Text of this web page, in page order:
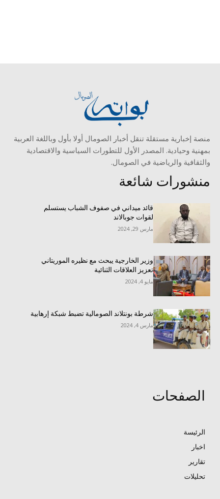
منصة إخبارية مستقلة تنقل أخبار الصومال أولا بأول وباللغة العربية
بمهنية وحيادية. المصدر الأول للتطورات السياسية والاقتصادية
والثقافية والرياضية في الصومال.
منشورات شائعة
قائد ميداني في صفوف الشباب يستسلم
لقوات جوبالاند
مارس 29, 2024
وزير الخارجية يبحث مع نظيره الموريتاني
تعزيز العلاقات الثنائية
مايو 4, 2024
شرطة بونتلاند الصومالية تضبط شبكة إرهابية
مارس 4, 2024
الصفحات
الرئيسة
اخبار
تقارير
تحليلات